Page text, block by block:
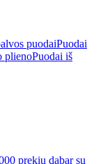
puodaiPuodai
plienoPuodai iš
prekių dabar su